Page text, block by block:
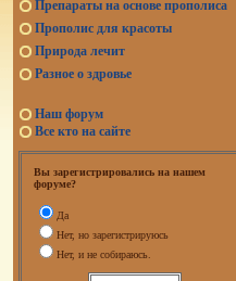
Препараты на основе прополиса
Прополис для красоты
Природа лечит
Разное о здровье
Наш форум
Все кто на сайте
Вы зарегистрировались на нашем
форуме?
Да
Нет, но зарегистрируюсь
Нет, и не собираюсь.